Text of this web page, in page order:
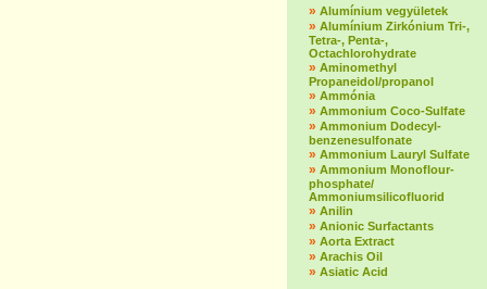
» Alumínium vegyületek
» Alumínium Zirkónium Tri-,
Tetra-, Penta-,
Octachlorohydrate
» Aminomethyl
Propaneidol/propanol
» Ammónia
» Ammonium Coco-Sulfate
» Ammonium Dodecyl-
benzenesulfonate
» Ammonium Lauryl Sulfate
» Ammonium Monoflour-
phosphate/
Ammoniumsilicofluorid
» Anilin
» Anionic Surfactants
» Aorta Extract
» Arachis Oil
» Asiatic Acid